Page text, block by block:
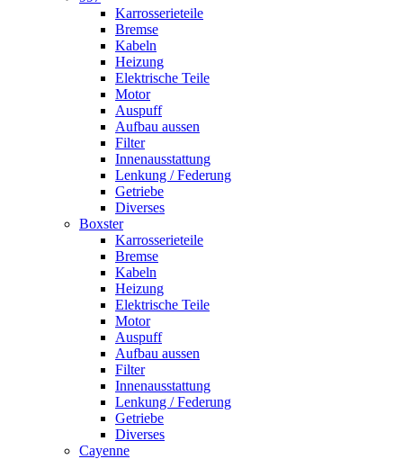
Karrosserieteile
Bremse
Kabeln
Heizung
Elektrische Teile
Motor
Auspuff
Aufbau aussen
Filter
Innenausstattung
Lenkung / Federung
Getriebe
Diverses
Boxster
Karrosserieteile
Bremse
Kabeln
Heizung
Elektrische Teile
Motor
Auspuff
Aufbau aussen
Filter
Innenausstattung
Lenkung / Federung
Getriebe
Diverses
Cayenne